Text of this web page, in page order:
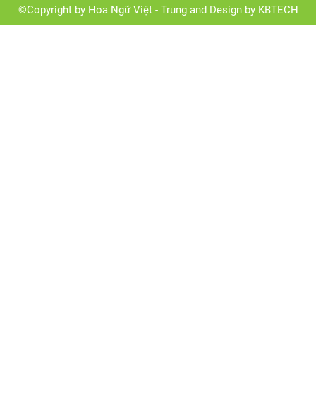
©Copyright by Hoa Ngữ Việt - Trung and Design by KBTECH